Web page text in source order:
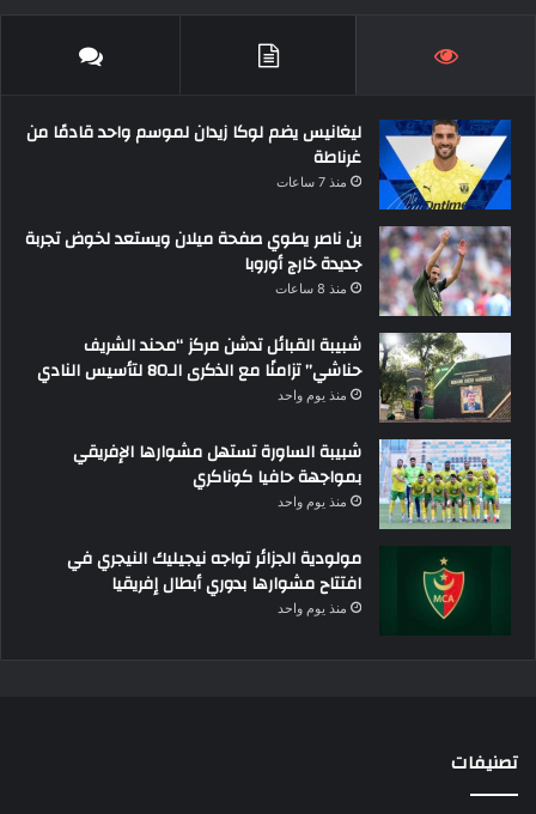
ليغانيس يضم لوكا زيدان لموسم واحد قادمًا من
غرناطة
منذ 7 ساعات
بن ناصر يطوي صفحة ميلان ويستعد لخوض تجربة
جديدة خارج أوروبا
منذ 8 ساعات
شبيبة القبائل تدشن مركز “محند الشريف
حناشي” تزامنًا مع الذكرى الـ80 لتأسيس النادي
منذ يوم واحد
شبيبة الساورة تستهل مشوارها الإفريقي
بمواجهة حافيا كوناكري
منذ يوم واحد
مولودية الجزائر تواجه نيجيليك النيجري في
افتتاح مشوارها بدوري أبطال إفريقيا
منذ يوم واحد
تصنيفات